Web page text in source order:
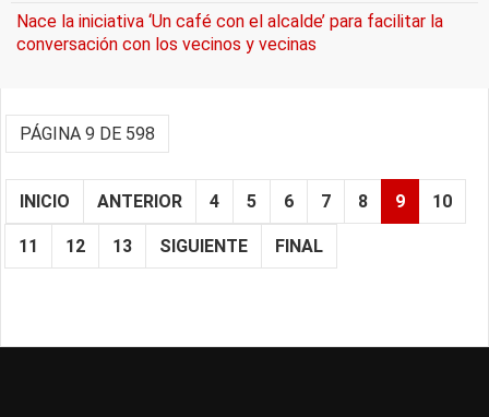
Nace la iniciativa ‘Un café con el alcalde’ para facilitar la
conversación con los vecinos y vecinas
PÁGINA 9 DE 598
INICIO ANTERIOR 4 5 6 7 8 9 10
11 12 13 SIGUIENTE FINAL